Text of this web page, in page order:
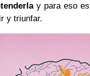
y para eso
y triunfar.